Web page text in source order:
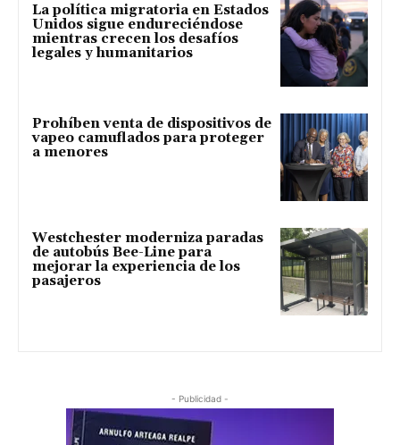
La política migratoria en Estados
Unidos sigue endureciéndose
mientras crecen los desafíos
legales y humanitarios
Prohíben venta de dispositivos de
vapeo camuflados para proteger
a menores
Westchester moderniza paradas
de autobús Bee-Line para
mejorar la experiencia de los
pasajeros
- Publicidad -